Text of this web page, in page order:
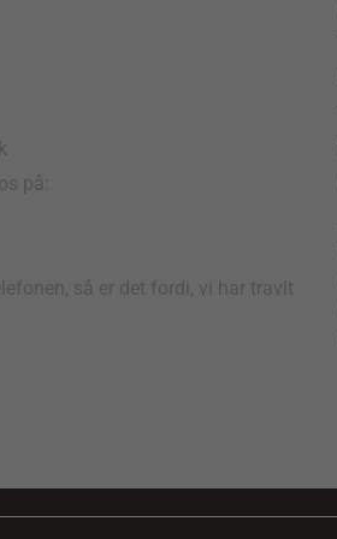
på:
så er det fordi, vi har travlt